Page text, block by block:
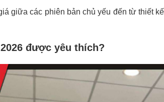
giữa các phiên bản chủ yếu đến từ thiết
được yêu thích?